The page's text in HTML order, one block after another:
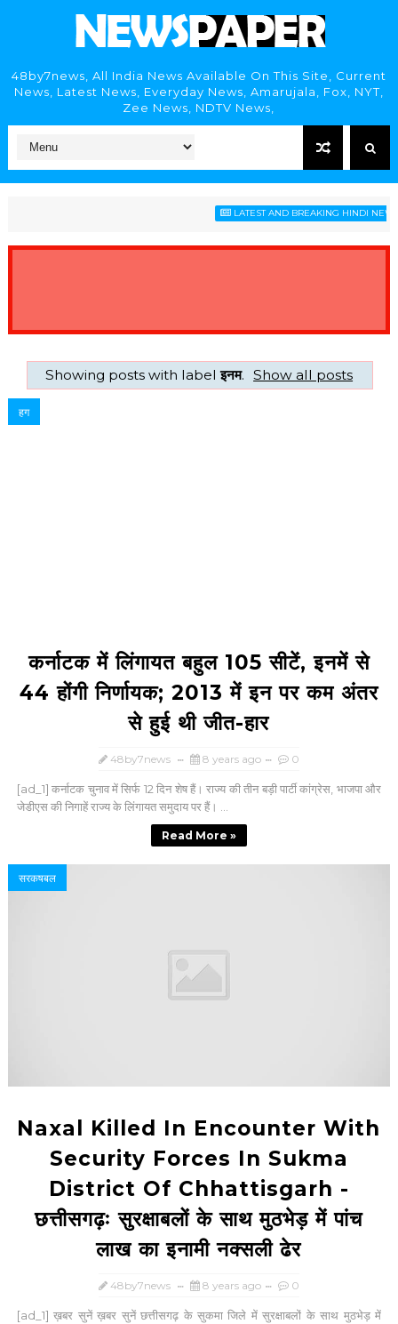
48by7news, All India News Available On This Site, Current
News, Latest News, Everyday News, Amarujala, Fox, NYT,
Zee News, NDTV News,
LATEST AND BREAKING HINDI NEWS
Showing posts with labelइनम. Show all posts
हग
कर्नाटक में लिंगायत बहुल 105 सीटें, इनमें से
44 होंगी निर्णायक; 2013 में इन पर कम अंतर
से हुई थी जीत-हार
48by7news 8 years ago 0
[ad_1] कर्नाटक चुनाव में सिर्फ 12 दिन शेष हैं। राज्य की तीन बड़ी पार्टी कांग्रेस, भाजपा और
जेडीएस की निगाहें राज्य के लिंगायत समुदाय पर हैं। ...
Read More »
सरकषबल
Naxal Killed In Encounter With
Security Forces In Sukma
District Of Chhattisgarh -
छत्तीसगढ़ः सुरक्षाबलों के साथ मुठभेड़ में पांच
लाख का इनामी नक्सली ढेर
48by7news 8 years ago 0
[ad_1] ख़बर सुनें ख़बर सुनें छत्तीसगढ़ के सुकमा जिले में सुरक्षाबलों के साथ मुठभेड़ में